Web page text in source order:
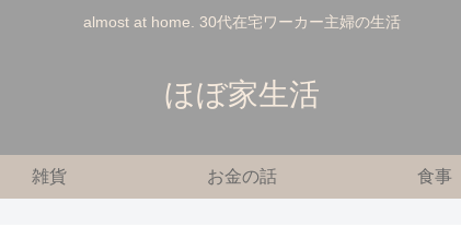
almost at home. 30代在宅ワーカー主婦の生活
ほぼ家生活
雑貨 お金の話 食事